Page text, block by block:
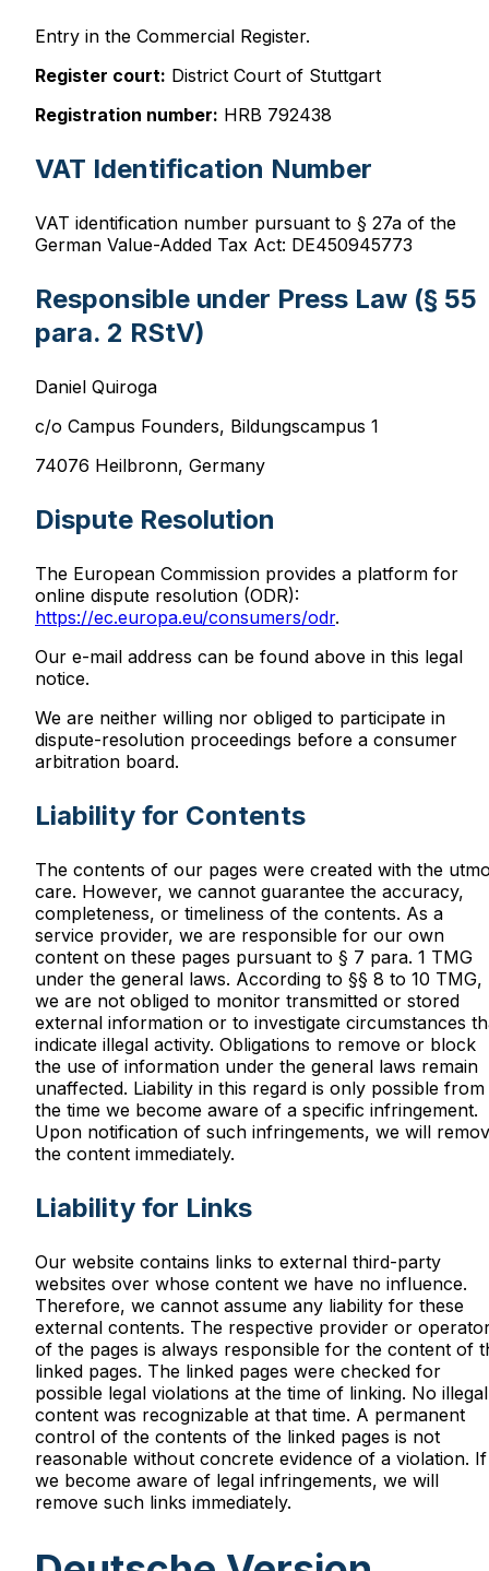
Entry in the Commercial Register.
Register court: District Court of Stuttgart
Registration number: HRB 792438
VAT Identification Number
VAT identification number pursuant to § 27a of the
German Value-Added Tax Act: DE450945773
Responsible under Press Law (§ 55
para. 2 RStV)
Daniel Quiroga
c/o Campus Founders, Bildungscampus 1
74076 Heilbronn, Germany
Dispute Resolution
The European Commission provides a platform for
online dispute resolution (ODR):
https://ec.europa.eu/consumers/odr.
Our e-mail address can be found above in this legal
notice.
We are neither willing nor obliged to participate in
dispute-resolution proceedings before a consumer
arbitration board.
Liability for Contents
The contents of our pages were created with the
care. However, we cannot guarantee the accuracy,
completeness, or timeliness of the contents. As a
service provider, we are responsible for our own
content on these pages pursuant to § 7 para. 1 TMG
under the general laws. According to §§ 8 to 10 TMG,
we are not obliged to monitor transmitted or stored
external information or to investigate circumstances
indicate illegal activity. Obligations to remove or block
the use of information under the general laws remain
unaffected. Liability in this regard is only possible from
the time we become aware of a specific infringement.
Upon notification of such infringements, we will
the content immediately.
Liability for Links
Our website contains links to external third-party
websites over whose content we have no influence.
Therefore, we cannot assume any liability for these
external contents. The respective provider or
of the pages is always responsible for the content of
linked pages. The linked pages were checked for
possible legal violations at the time of linking. No illegal
content was recognizable at that time. A permanent
control of the contents of the linked pages is not
reasonable without concrete evidence of a violation. If
we become aware of legal infringements, we will
remove such links immediately.